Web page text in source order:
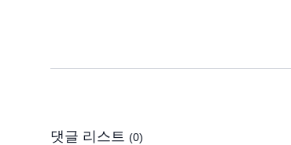
댓글 리스트 (0)